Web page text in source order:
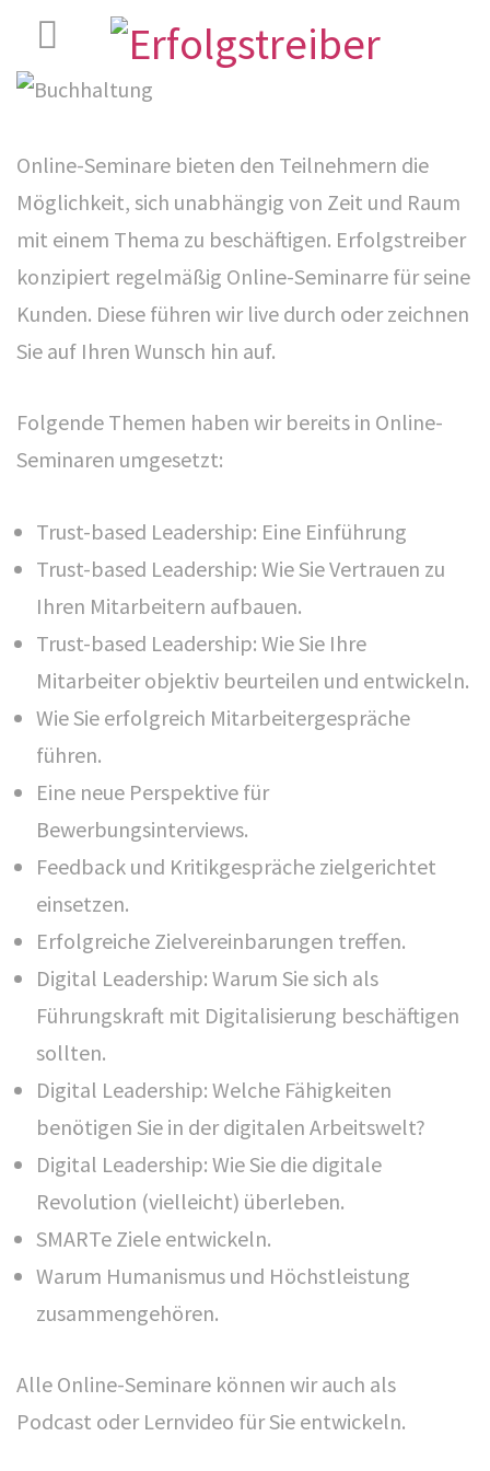
Online-Seminare bieten den Teilnehmern die
Möglichkeit, sich unabhängig von Zeit und Raum
mit einem Thema zu beschäftigen. Erfolgstreiber
konzipiert regelmäßig Online-Seminarre für seine
Kunden. Diese führen wir live durch oder zeichnen
Sie auf Ihren Wunsch hin auf.
Folgende Themen haben wir bereits in Online-
Seminaren umgesetzt:
Trust-based Leadership: Eine Einführung
Trust-based Leadership: Wie Sie Vertrauen zu
Ihren Mitarbeitern aufbauen.
Trust-based Leadership: Wie Sie Ihre
Mitarbeiter objektiv beurteilen und entwickeln.
Wie Sie erfolgreich Mitarbeitergespräche
führen.
Eine neue Perspektive für
Bewerbungsinterviews.
Feedback und Kritikgespräche zielgerichtet
einsetzen.
Erfolgreiche Zielvereinbarungen treffen.
Digital Leadership: Warum Sie sich als
Führungskraft mit Digitalisierung beschäftigen
sollten.
Digital Leadership: Welche Fähigkeiten
benötigen Sie in der digitalen Arbeitswelt?
Digital Leadership: Wie Sie die digitale
Revolution (vielleicht) überleben.
SMARTe Ziele entwickeln.
Warum Humanismus und Höchstleistung
zusammengehören.
Alle Online-Seminare können wir auch als
Podcast oder Lernvideo für Sie entwickeln.
KONTAKT
Erfolgstreiber
Lidia Schmiedel & Martin Schmiedel GbR
Birkenstr. 16
82031 Grünwald
kontakt@erfolgstreiber.de
LINKS
Seminaranmeldung
Newsletter bestellen
Impressum/ Disclaimer
Datenschutz
AGB
SOCIAL MEDIA